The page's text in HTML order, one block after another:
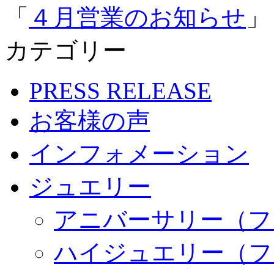
「 ４月営業のお知らせ
カテゴリー
PRESS RELEASE
お客様の声
インフォメーション
ジュエリー
アニバーサリー（
ハイジュエリー（